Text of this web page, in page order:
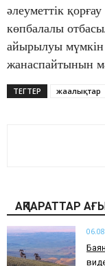
әлеуметтік
көпбалалы
айырылуы
жанаспайтынын
ТЕГТЕР жаңалықтар
АҚПАРАТТАР